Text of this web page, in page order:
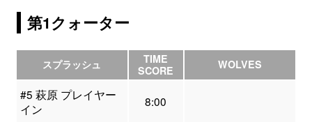
第1クォーター
スプラッシュ
TIME
SCORE
WOLVES
#5 萩原 プレイヤー
イン
8:00